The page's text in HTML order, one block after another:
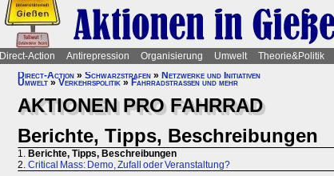
Direct-Action Antirepression Organisierung Umwelt Theorie&Politik
Direct-Action » Schwarzstrafen » Netzwerke und Initiativen
Umwelt » Verkehrspolitik » Fahrradstraßen und mehr
AKTIONEN PRO FAHRRAD
Berichte, Tipps, Beschreibungen
1. Berichte, Tipps, Beschreibungen
2. Critical Mass: Demo, Zufall oder Veranstaltung?